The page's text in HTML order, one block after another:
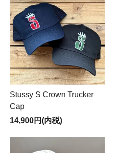
Stussy S Crown Trucker
Cap
14,900円(内税)